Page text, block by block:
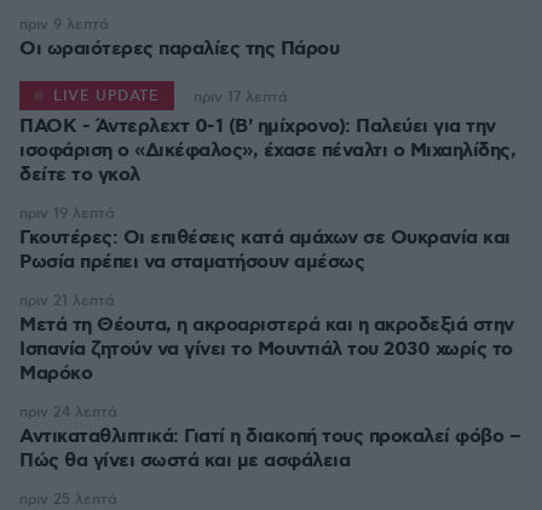
Οι ωραιότερες παραλίες της Πάρου
πριν 9 λεπτά
ΠΑΟΚ - Άντερλεχτ 0-1 (Β' ημίχρονο): Παλεύει για την
ισοφάριση ο «Δικέφαλος», έχασε πέναλτι ο Μιχαηλίδης,
LIVE UPDATE πριν 17 λεπτά
Γκουτέρες: Οι επιθέσεις κατά αμάχων σε Ουκρανία και
Ρωσία πρέπει να σταματήσουν αμέσως
πριν 19 λεπτά
Μετά τη Θέουτα, η ακροαριστερά και η ακροδεξιά στην
Ισπανία ζητούν να γίνει το Μουντιάλ του 2030 χωρίς το
Μαρόκο
πριν 21 λεπτά
Αντικαταθλιπτικά: Γιατί η διακοπή τους προκαλεί φόβο –
Πώς θα γίνει σωστά και με ασφάλεια
πριν 24 λεπτά
πριν 25 λεπτά